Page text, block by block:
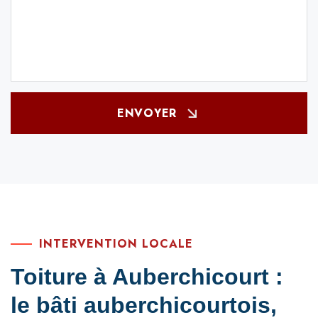
ENVOYER
INTERVENTION LOCALE
Toiture à Auberchicourt :
le bâti auberchicourtois,